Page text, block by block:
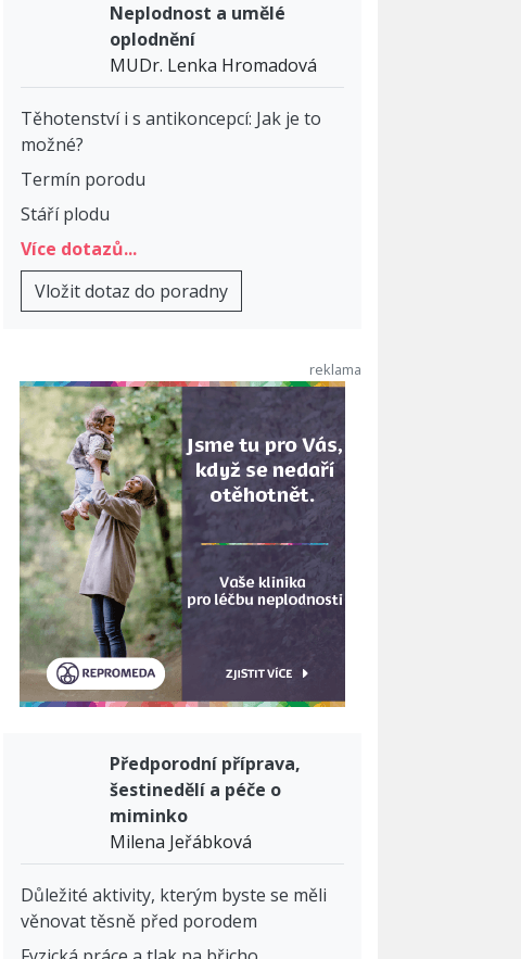
Neplodnost a umělé
oplodnění
MUDr. Lenka Hromadová
Těhotenství i s antikoncepcí: Jak je to
možné?
Termín porodu
Stáří plodu
Více dotazů...
Vložit dotaz do poradny
Předporodní příprava,
šestinedělí a péče o
miminko
Milena Jeřábková
Důležité aktivity, kterým byste se měli
věnovat těsně před porodem